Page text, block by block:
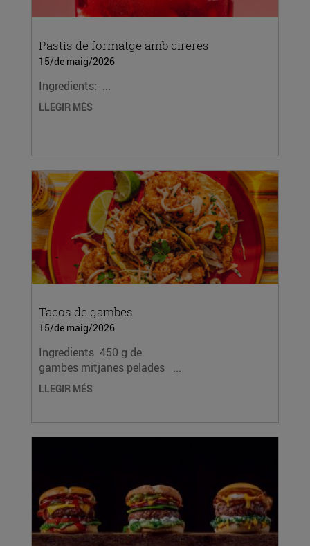
Pastís de formatge amb cireres
15/de maig/2026
Ingredients: ...
LLEGIR MÉS
Tacos de gambes
15/de maig/2026
Ingredients 450 g de
gambes mitjanes pelades ...
LLEGIR MÉS